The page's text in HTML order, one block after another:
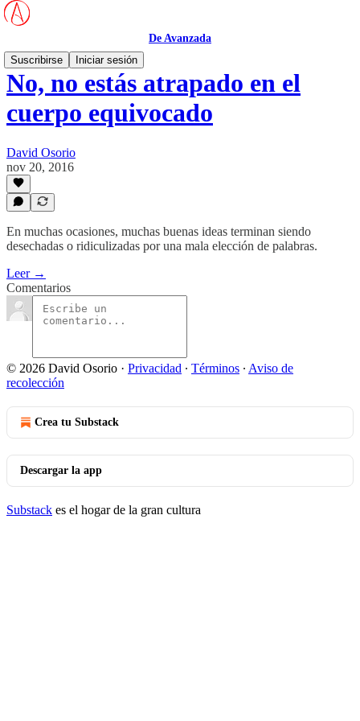
De Avanzada
Suscribirse
Iniciar sesión
No, no estás atrapado en el
cuerpo equivocado
David Osorio
nov 20, 2016
En muchas ocasiones, muchas buenas ideas terminan siendo
desechadas o ridiculizadas por una mala elección de palabras.
Leer →
Comentarios
© 2026 David Osorio · Privacidad ∙ Términos ∙ Aviso de
recolección
Crea tu Substack
Descargar la app
Substack es el hogar de la gran cultura